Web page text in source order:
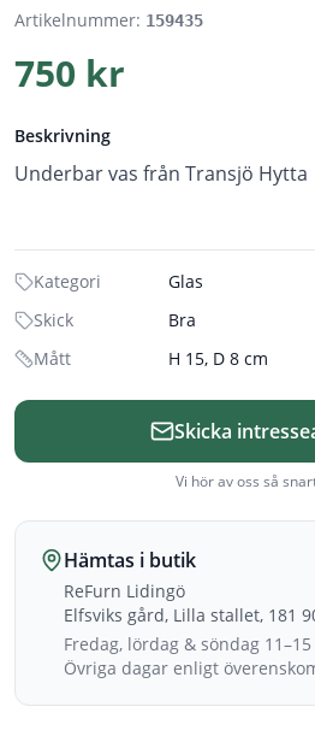
Artikelnummer: 159435
750 kr
Beskrivning
Underbar vas från Transjö Hytta
Kategori
Glas
Skick
Bra
Mått
H 15, D 8 cm
Skicka
Vi hör av oss så
Hämtas i butik
ReFurn Lidingö
Elfsviks gård, Lilla stallet, 181
Fredag, lördag & söndag 11–15
Övriga dagar enligt